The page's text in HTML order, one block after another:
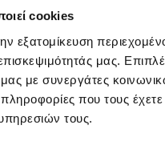
cookies
εξατομίκευση
μας.
μας με συνεργάτες
που τους
τους.